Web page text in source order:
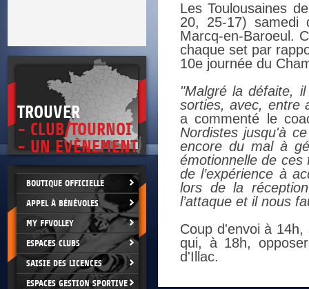
TROUVER
- CLUB/TOURNOI
- UN EVÈNEMENT
BOUTIQUE OFFICIELLE
APPEL À BÉNÉVOLES
MY FFVOLLEY
ESPACES CLUBS
SAISIE DES LICENCES
ESPACES GESTION SPORTIVE
Les Toulousaines
20, 25-17) samedi
Marcq-en-Baroeul.
chaque set par
10e journée du
"Malgré la défaite,
sorties, avec, entre
a commenté le
Nordistes jusqu'à
encore du mal à
émotionnelle de
de l’expérience à
lors de la
l’attaque et il nous
Coup d'envoi à
qui, à 18h,
d'Illac.